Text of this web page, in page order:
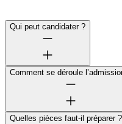
Qui peut candidater ?
Comment se déroule
Quelles pièces faut-il préparer ?